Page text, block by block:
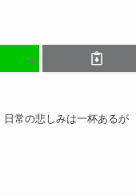
日常の悲しみは一杯あるが